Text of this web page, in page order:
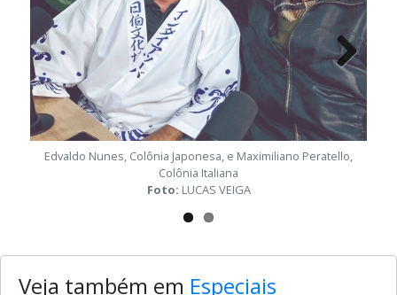
Edvaldo Nunes, Colônia Japonesa, e Maximiliano Peratello,
Colônia Italiana
Next